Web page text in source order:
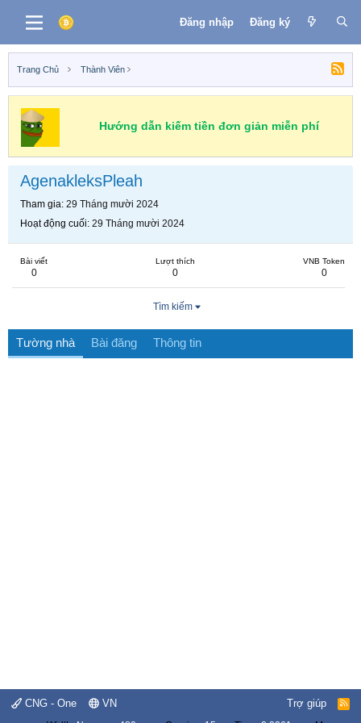
Đăng nhập Đăng ký
Trang Chủ Thành Viên
Hướng dẫn kiếm tiền đơn giản miễn phí
AgenakleksPleah
Tham gia 29 Tháng mười 2024
Hoạt động cuối 29 Tháng mười 2024
Bài viết
0
Lượt thích
0
VNB Token
0
Tìm kiếm
Tường nhà Bài đăng Thông tin
CNG - One VN Trợ giúp
R